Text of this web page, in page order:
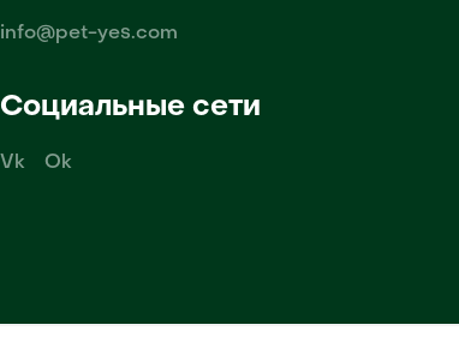
info@pet-yes.com
Социальные сети
Vk Ok